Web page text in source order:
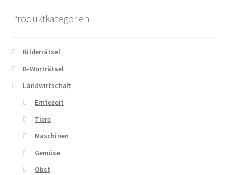
Warenkorb
Zahlungsarten
Produktkategorien
Bilderrätsel
B-Worträtsel
Landwirtschaft
Erntezeit
Tiere
Maschinen
Gemüse
Obst